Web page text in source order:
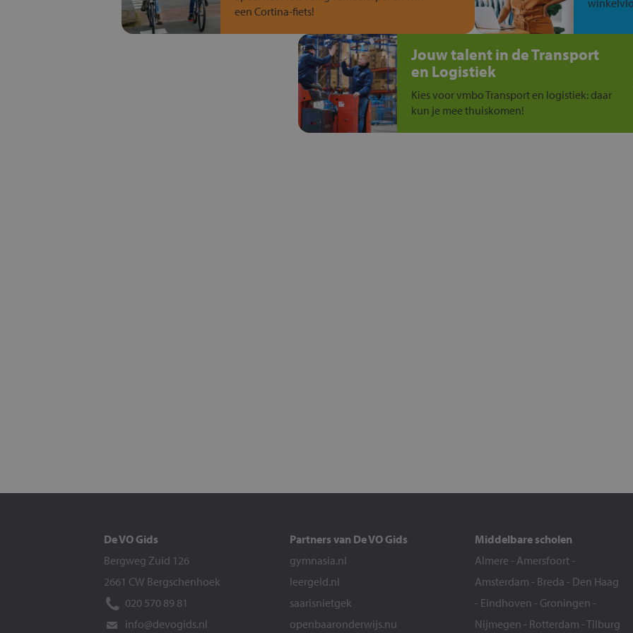
een Cortina-fiets!
Jouw talent in de Transport
en Logistiek
Kies voor vmbo Transport en logistiek: daar
kun je mee thuiskomen!
De VO Gids
Bergweg Zuid 126
2661 CW Bergschenhoek
020 570 89 81
info@devogids.nl
Partners van De VO Gids
gymnasia.nl
leergeld.nl
saarisnietgek
openbaaronderwijs.nu
Middelbare scholen
Almere - Amersfoort -
Amsterdam - Breda - Den Haag
- Eindhoven - Groningen -
Nijmegen - Rotterdam -Tilburg